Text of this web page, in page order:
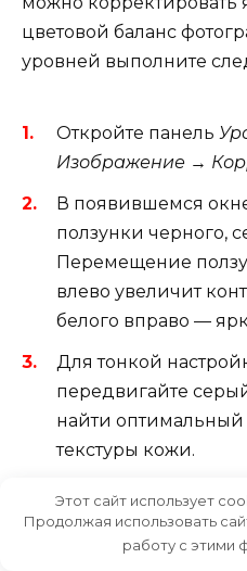
цветовой баланс
уровней выполните
Откройте панель
Изображение →
В появившемся
ползунки черного,
Перемещение
влево увеличит
белого вправо —
Для тонкой
передвигайте
найти оптимальный
текстуры кожи.
Если результат
работы,
Уровни,
Этот сайт использует
Продолжая использовать
работу с этими